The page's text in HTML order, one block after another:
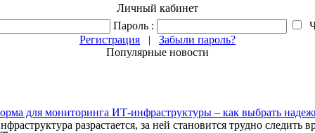
Личный кабинет
Пароль :
Регистрация | Забыли пароль?
Популярные новости
для мониторинга ИТ-инфраструктуры – как выбрать
разрастается, за ней становится трудно следить